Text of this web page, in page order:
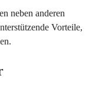
neben anderen
Vorteile,